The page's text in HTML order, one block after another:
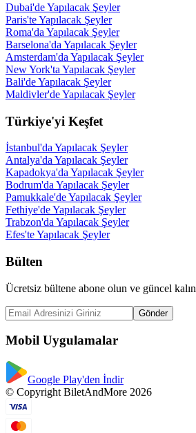
Dubai'de Yapılacak Şeyler
Paris'te Yapılacak Şeyler
Roma'da Yapılacak Şeyler
Barselona'da Yapılacak Şeyler
Amsterdam'da Yapılacak Şeyler
New York'ta Yapılacak Şeyler
Bali'de Yapılacak Şeyler
Maldivler'de Yapılacak Şeyler
Türkiye'yi Keşfet
İstanbul'da Yapılacak Şeyler
Antalya'da Yapılacak Şeyler
Kapadokya'da Yapılacak Şeyler
Bodrum'da Yapılacak Şeyler
Pamukkale'de Yapılacak Şeyler
Fethiye'de Yapılacak Şeyler
Trabzon'da Yapılacak Şeyler
Efes'te Yapılacak Şeyler
Bülten
Ücretsiz bültene abone olun ve güncel kalın
Gönder
Mobil Uygulamalar
Google Play'den İndir
© Copyright BiletAndMore 2026